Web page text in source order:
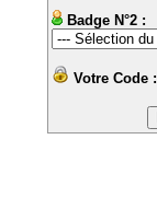
Badge N°2 :
Votre Code :